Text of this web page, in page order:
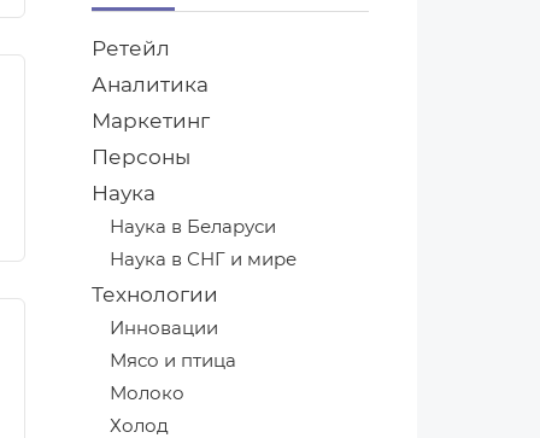
Ретейл
Аналитика
Маркетинг
Персоны
Наука
Наука в Беларуси
Наука в СНГ и мире
Технологии
Инновации
Мясо и птица
Молоко
Холод